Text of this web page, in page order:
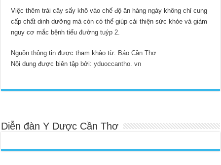
Việc thêm trái cây sấy khô vào chế độ ăn hàng ngày không chỉ cung
cấp chất dinh dưỡng mà còn có thể giúp cải thiện sức khỏe và giảm
nguy cơ mắc bệnh tiểu đường tuýp 2.
Nguồn thông tin được tham khảo từ: Báo Cần Thơ
Nội dung được biên tập bởi:yduoccantho. vn
Diễn đàn Y Dược Cần Thơ